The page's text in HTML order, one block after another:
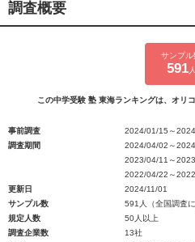
調査概要
サンプル
591人
この中学受験 塾 東海ランキングは、オリ
事前調査
2024/01/15～
調査期間
2024/04/02～
2023/04/11～
2022/04/22～
更新日
2024/11/01
サンプル数
591人（全国調査
規定人数
50人以上
調査企業数
13社